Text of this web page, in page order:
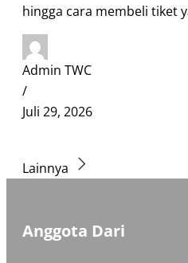
hingga cara membeli tiket
Admin TWC
/
Juli 29, 2026
Lainnya
Anggota Dari